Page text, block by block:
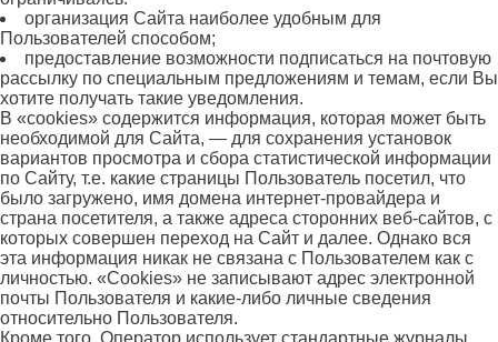
организация Сайта наиболее удобным для
Пользователей способом;
предоставление возможности подписаться на почтовую
рассылку по специальным предложениям и темам, если Вы
хотите получать такие уведомления.
В «cookies» содержится информация, которая может быть
необходимой для Сайта, — для сохранения установок
вариантов просмотра и сбора статистической информации
по Сайту, т.е. какие страницы Пользователь посетил, что
было загружено, имя домена интернет-провайдера и
страна посетителя, а также адреса сторонних веб-сайтов, с
которых совершен переход на Сайт и далее. Однако вся
эта информация никак не связана с Пользователем как с
личностью. «Cookies» не записывают адрес электронной
почты Пользователя и какие-либо личные сведения
относительно Пользователя.